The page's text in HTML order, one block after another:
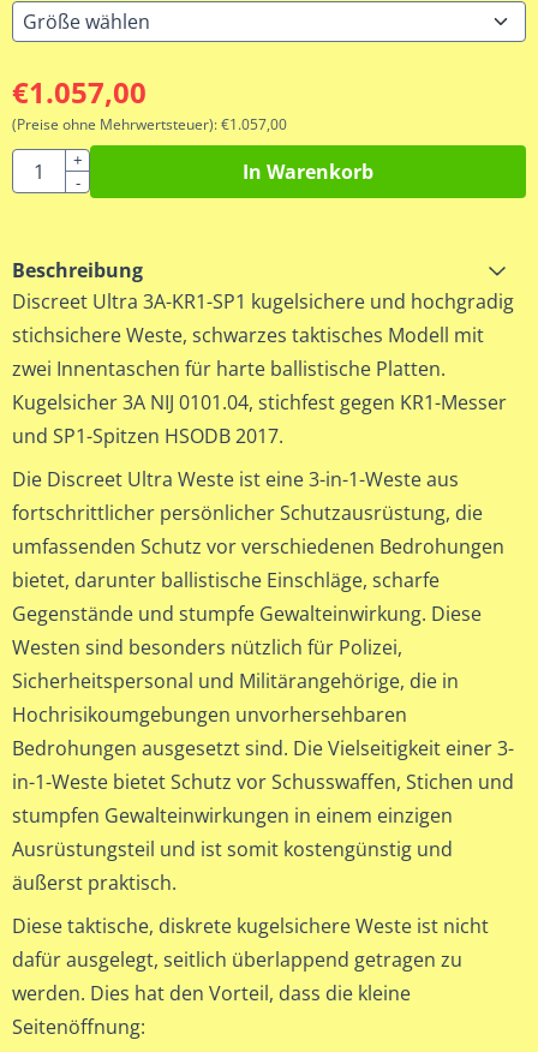
€1.057,00
(Preise ohne Mehrwertsteuer):€1.057,00
Anzahl
+
-
In Warenkorb
Beschreibung
Discreet Ultra 3A-KR1-SP1 kugelsichere und hochgradig
stichsichere Weste, schwarzes taktisches Modell mit
zwei Innentaschen für harte ballistische Platten.
Kugelsicher 3A NIJ 0101.04, stichfest gegen KR1-Messer
und SP1-Spitzen HSODB 2017.
Die Discreet Ultra Weste ist eine 3-in-1-Weste aus
fortschrittlicher persönlicher Schutzausrüstung, die
umfassenden Schutz vor verschiedenen Bedrohungen
bietet, darunter ballistische Einschläge, scharfe
Gegenstände und stumpfe Gewalteinwirkung. Diese
Westen sind besonders nützlich für Polizei,
Sicherheitspersonal und Militärangehörige, die in
Hochrisikoumgebungen unvorhersehbaren
Bedrohungen ausgesetzt sind. Die Vielseitigkeit einer 3-
in-1-Weste bietet Schutz vor Schusswaffen, Stichen und
stumpfen Gewalteinwirkungen in einem einzigen
Ausrüstungsteil und ist somit kostengünstig und
äußerst praktisch.
Diese taktische, diskrete kugelsichere Weste ist nicht
dafür ausgelegt, seitlich überlappend getragen zu
werden. Dies hat den Vorteil, dass die kleine
Seitenöffnung: